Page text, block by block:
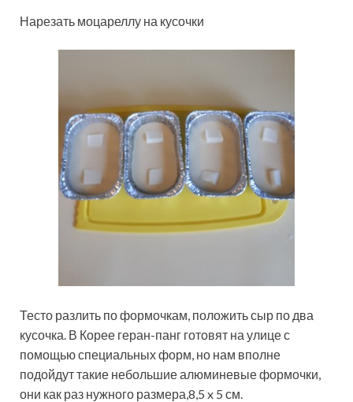
Нарезать моцареллу на кусочки
Тесто разлить по формочкам, положить сыр по два
кусочка. В Корее геран-панг готовят на улице с
помощью специальных форм, но нам вполне
подойдут такие небольшие алюминевые формочки,
они как раз нужного размера,8,5 x 5 см.